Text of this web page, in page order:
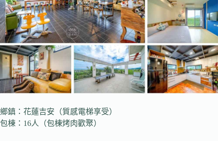
鄉鎮：花蓮吉安（質感電梯享受）
包棟：16人（包棟烤肉歡聚）